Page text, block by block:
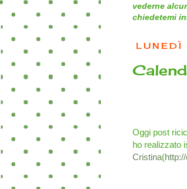
vederne
chiedetemi
Oggi post
ho realizzato
Cristina(